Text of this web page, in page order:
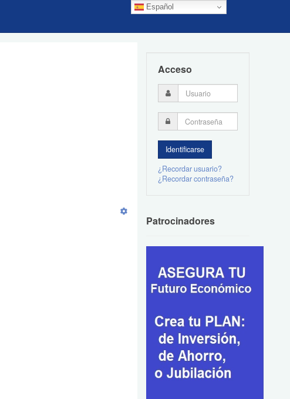
Español
Acceso
¿Recordar usuario?
¿Recordar contraseña?
Patrocinadores